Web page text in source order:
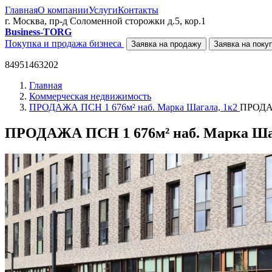
ГлавнаяО компанииУслугиКонтакты
г. Москва, пр-д Соломенной сторожки д.5, кор.1
Business-TORG
Покупка и продажа бизнеса
Заявка на продажу Заявка на
84951463202
Главная
Коммерческая недвижимость
ПРОДАЖА ПСН 1 676м² наб. Марка Шагала, 1к2
ПРОДАЖА ПСН 1 676м² наб. Марка